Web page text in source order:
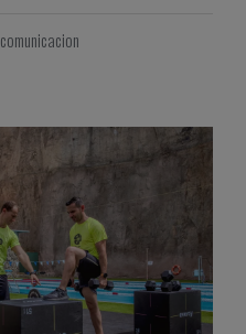
comunicacion